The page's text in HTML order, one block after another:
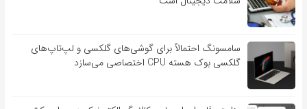
سامسونگ احتمالاً برای گوشی‌های گلکسی و لپ‌تاپ‌های
گلکسی بوک هسته CPU اختصاصی می‌سازد